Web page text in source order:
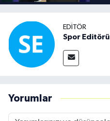
EDITÖR
Spor Editörü
Yorumlar